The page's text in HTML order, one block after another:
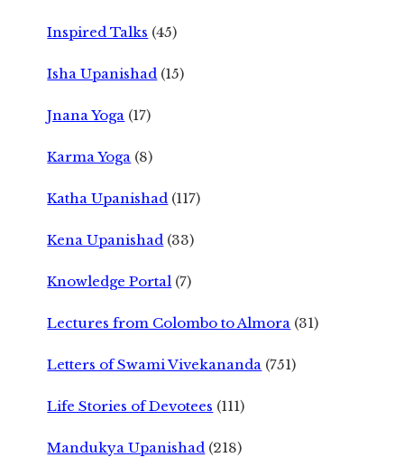
Inspired Talks (45)
Isha Upanishad (15)
Jnana Yoga (17)
Karma Yoga (8)
Katha Upanishad (117)
Kena Upanishad (33)
Knowledge Portal (7)
Lectures from Colombo to Almora (31)
Letters of Swami Vivekananda (751)
Life Stories of Devotees (111)
Mandukya Upanishad (218)